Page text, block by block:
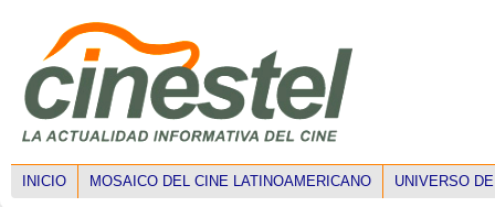
INICIO MOSAICO DEL CINE LATINOAMERICANO UNIVERSO